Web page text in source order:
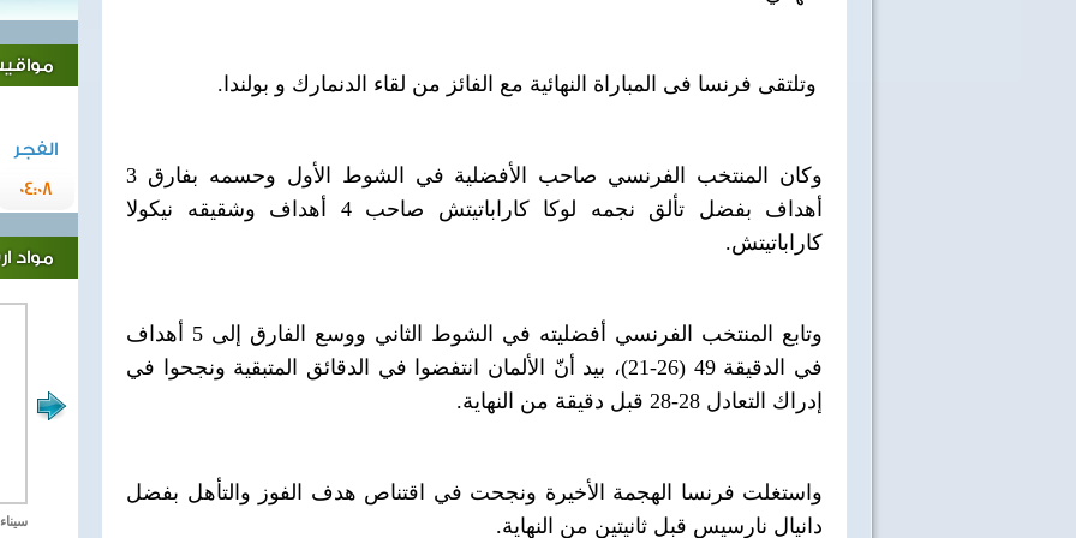
وتلتقى فرنسا فى المباراة النهائية مع الفائز من لقاء الدنمارك و بولندا.
وكان المنتخب الفرنسي صاحب الأفضلية في الشوط الأول وحسمه بفارق 3
أهداف بفضل تألق نجمه لوكا كاراباتيتش صاحب 4 أهداف وشقيقه نيكولا
كاراباتيتش.
وتابع المنتخب الفرنسي أفضليته في الشوط الثاني ووسع الفارق إلى 5 أهداف
في الدقيقة 49 (26-21)، بيد أنّ الألمان انتفضوا في الدقائق المتبقية ونجحوا في
إدراك التعادل 28-28 قبل دقيقة من النهاية.
واستغلت فرنسا الهجمة الأخيرة ونجحت في اقتناص هدف الفوز والتأهل بفضل
دانيال نارسيس قبل ثانيتين من النهاية.
الفجر
04:08
مواد
سيناء 2018 العملية اغاني وطنية